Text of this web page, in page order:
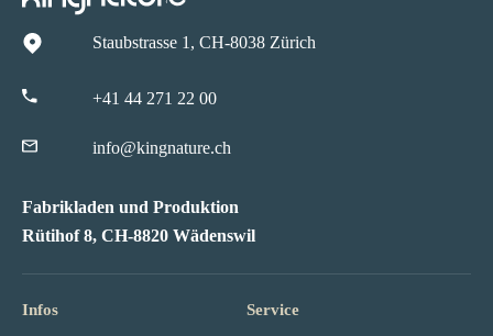
Staubstrasse 1, CH-8038 Zürich
+41 44 271 22 00
info@kingnature.ch
Fabrikladen und Produktion
Rütihof 8, CH-8820 Wädenswil
Infos Service